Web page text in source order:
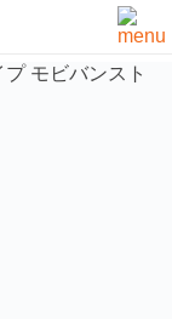
モビバンスト